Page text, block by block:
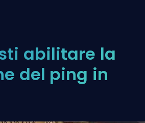
abilitare la
del ping in